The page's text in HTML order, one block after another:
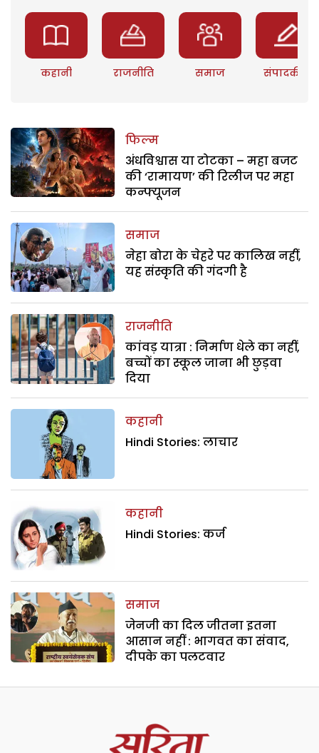
कहानी राजनीति समाज संपादकीय
फिल्म
अंधविश्वास या टोटका – महा बजट
की ‘रामायण’ की रिलीज पर महा
कन्फ्यूजन
समाज
नेहा बोरा के चेहरे पर कालिख नहीं,
यह संस्कृति की गंदगी है
राजनीति
कांवड़ यात्रा : निर्माण धेले का नहीं,
बच्चों का स्कूल जाना भी छुड़वा
दिया
कहानी
Hindi Stories: लाचार
कहानी
Hindi Stories: कर्ज
समाज
जेनजी का दिल जीतना इतना
आसान नहीं : भागवत का संवाद,
दीपके का पलटवार